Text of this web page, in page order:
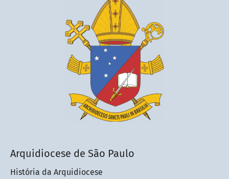
Arquidiocese de São Paulo
História da Arquidiocese